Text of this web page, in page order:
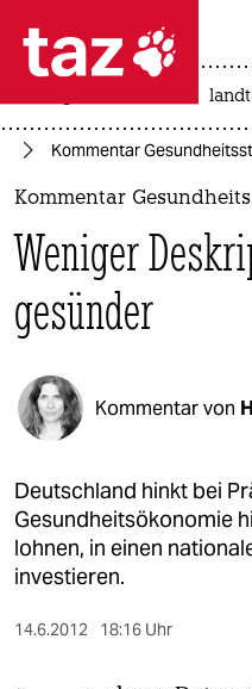
 taz
taz zahl
politik
öko
gesellschaft
kultur
sport
berlin
nord
wahrheit
Kommentar
Kommentar
Weniger
gesünder
Kommentar von
Deutschland hinkt bei
Gesundheitsökonomie
lohnen, in einen
investieren.
14.6.2012 18:16 Uhr